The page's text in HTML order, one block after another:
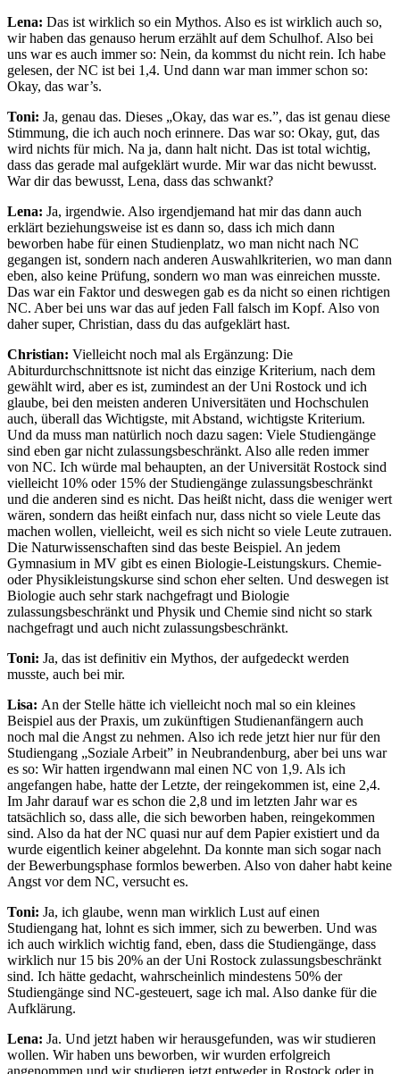
Lena: Das ist wirklich so ein Mythos. Also es ist wirklich auch so,
wir haben das genauso herum erzählt auf dem Schulhof. Also bei
uns war es auch immer so: Nein, da kommst du nicht rein. Ich habe
gelesen, der NC ist bei 1,4. Und dann war man immer schon so:
Okay, das war’s.
Toni: Ja, genau das. Dieses „Okay, das war es.”, das ist genau diese
Stimmung, die ich auch noch erinnere. Das war so: Okay, gut, das
wird nichts für mich. Na ja, dann halt nicht. Das ist total wichtig,
dass das gerade mal aufgeklärt wurde. Mir war das nicht bewusst.
War dir das bewusst, Lena, dass das schwankt?
Lena: Ja, irgendwie. Also irgendjemand hat mir das dann auch
erklärt beziehungsweise ist es dann so, dass ich mich dann
beworben habe für einen Studienplatz, wo man nicht nach NC
gegangen ist, sondern nach anderen Auswahlkriterien, wo man dann
eben, also keine Prüfung, sondern wo man was einreichen musste.
Das war ein Faktor und deswegen gab es da nicht so einen richtigen
NC. Aber bei uns war das auf jeden Fall falsch im Kopf. Also von
daher super, Christian, dass du das aufgeklärt hast.
Christian: Vielleicht noch mal als Ergänzung: Die
Abiturdurchschnittsnote ist nicht das einzige Kriterium, nach dem
gewählt wird, aber es ist, zumindest an der Uni Rostock und ich
glaube, bei den meisten anderen Universitäten und Hochschulen
auch, überall das Wichtigste, mit Abstand, wichtigste Kriterium.
Und da muss man natürlich noch dazu sagen: Viele Studiengänge
sind eben gar nicht zulassungsbeschränkt. Also alle reden immer
von NC. Ich würde mal behaupten, an der Universität Rostock sind
vielleicht 10% oder 15% der Studiengänge zulassungsbeschränkt
und die anderen sind es nicht. Das heißt nicht, dass die weniger wert
wären, sondern das heißt einfach nur, dass nicht so viele Leute das
machen wollen, vielleicht, weil es sich nicht so viele Leute zutrauen.
Die Naturwissenschaften sind das beste Beispiel. An jedem
Gymnasium in MV gibt es einen Biologie-Leistungskurs. Chemie-
oder Physikleistungskurse sind schon eher selten. Und deswegen ist
Biologie auch sehr stark nachgefragt und Biologie
zulassungsbeschränkt und Physik und Chemie sind nicht so stark
nachgefragt und auch nicht zulassungsbeschränkt.
Toni: Ja, das ist definitiv ein Mythos, der aufgedeckt werden
musste, auch bei mir.
Lisa: An der Stelle hätte ich vielleicht noch mal so ein kleines
Beispiel aus der Praxis, um zukünftigen Studienanfängern auch
noch mal die Angst zu nehmen. Also ich rede jetzt hier nur für den
Studiengang „Soziale Arbeit” in Neubrandenburg, aber bei uns war
es so: Wir hatten irgendwann mal einen NC von 1,9. Als ich
angefangen habe, hatte der Letzte, der reingekommen ist, eine 2,4.
Im Jahr darauf war es schon die 2,8 und im letzten Jahr war es
tatsächlich so, dass alle, die sich beworben haben, reingekommen
sind. Also da hat der NC quasi nur auf dem Papier existiert und da
wurde eigentlich keiner abgelehnt. Da konnte man sich sogar nach
der Bewerbungsphase formlos bewerben. Also von daher habt keine
Angst vor dem NC, versucht es.
Toni: Ja, ich glaube, wenn man wirklich Lust auf einen
Studiengang hat, lohnt es sich immer, sich zu bewerben. Und was
ich auch wirklich wichtig fand, eben, dass die Studiengänge, dass
wirklich nur 15 bis 20% an der Uni Rostock zulassungsbeschränkt
sind. Ich hätte gedacht, wahrscheinlich mindestens 50% der
Studiengänge sind NC-gesteuert, sage ich mal. Also danke für die
Aufklärung.
Lena: Ja. Und jetzt haben wir herausgefunden, was wir studieren
wollen. Wir haben uns beworben, wir wurden erfolgreich
angenommen und wir studieren jetzt entweder in Rostock oder in